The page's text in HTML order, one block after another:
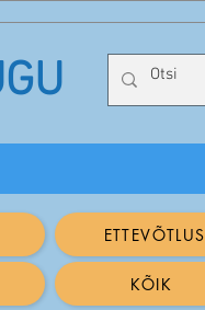
ETTEVÕTLUS
KÕIK